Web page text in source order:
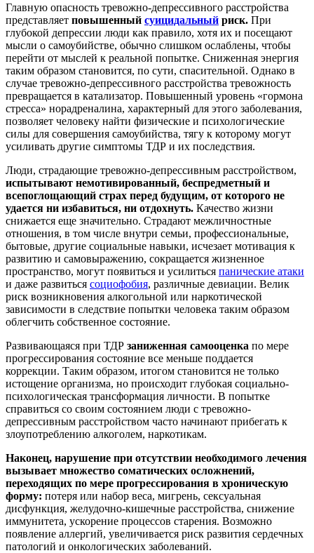
Главную опасность тревожно-депрессивного расстройства
представляет повышенный суицидальный риск. При
глубокой депрессии люди как правило, хотя их и посещают
мысли о самоубийстве, обычно слишком ослаблены, чтобы
перейти от мыслей к реальной попытке. Сниженная энергия
таким образом становится, по сути, спасительной. Однако в
случае тревожно-депрессивного расстройства тревожность
превращается в катализатор. Повышенный уровень «гормона
стресса» норадреналина, характерный для этого заболевания,
позволяет человеку найти физические и психологические
силы для совершения самоубийства, тягу к которому могут
усиливать другие симптомы ТДР и их последствия.
Люди, страдающие тревожно-депрессивным расстройством,
испытывают немотивированный, беспредметный и
всепоглощающий страх перед будущим, от которого не
удается ни избавиться, ни отдохнуть. Качество жизни
снижается еще значительно. Страдают межличностные
отношения, в том числе внутри семьи, профессиональные,
бытовые, другие социальные навыки, исчезает мотивация к
развитию и самовыражению, сокращается жизненное
пространство, могут появиться и усилиться панические атаки
и даже развиться социофобия, различные девиации. Велик
риск возникновения алкогольной или наркотической
зависимости в следствие попытки человека таким образом
облегчить собственное состояние.
Развивающаяся при ТДР заниженная самооценка по мере
прогрессирования состояние все меньше поддается
коррекции. Таким образом, итогом становится не только
истощение организма, но происходит глубокая социально-
психологическая трансформация личности. В попытке
справиться со своим состоянием люди с тревожно-
депрессивным расстройством часто начинают прибегать к
злоупотреблению алкоголем, наркотикам.
Наконец, нарушение при отсутствии необходимого лечения
вызывает множество соматических осложнений,
переходящих по мере прогрессирования в хроническую
форму: потеря или набор веса, мигрень, сексуальная
дисфункция, желудочно-кишечные расстройства, снижение
иммунитета, ускорение процессов старения. Возможно
появление аллергий, увеличивается риск развития сердечных
патологий и онкологических заболеваний.